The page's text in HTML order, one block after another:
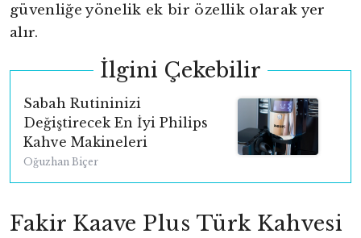
güvenliğe yönelik ek bir özellik olarak yer
alır.
İlgini Çekebilir
Sabah Rutininizi
Değiştirecek En İyi Philips
Kahve Makineleri
Oğuzhan Biçer
Fakir Kaave Plus Türk Kahvesi